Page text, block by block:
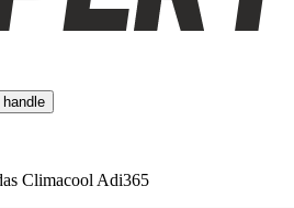
Climacool Adi365